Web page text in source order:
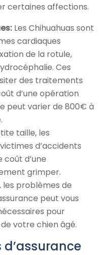
certaines affections.
Les Chihuahuas sont
cardiaques
de la rotule,
Ces
des traitements
d’une opération
peut varier de 800€ à
taille, les
d’accidents
coût d’une
grimper.
les problèmes de
peut vous
pour
votre chien âgé.